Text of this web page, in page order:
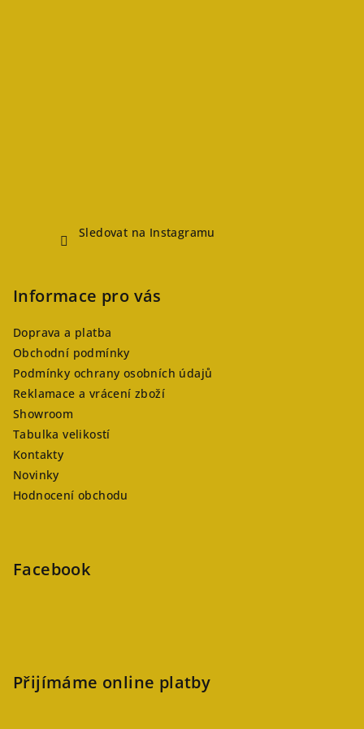
Sledovat na Instagramu
Informace pro vás
Doprava a platba
Obchodní podmínky
Podmínky ochrany osobních údajů
Reklamace a vrácení zboží
Showroom
Tabulka velikostí
Kontakty
Novinky
Hodnocení obchodu
Facebook
Přijímáme online platby